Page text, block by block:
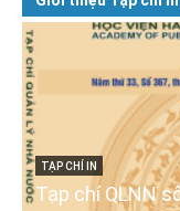
TẠP CHÍ IN
Tạp chí QLNN